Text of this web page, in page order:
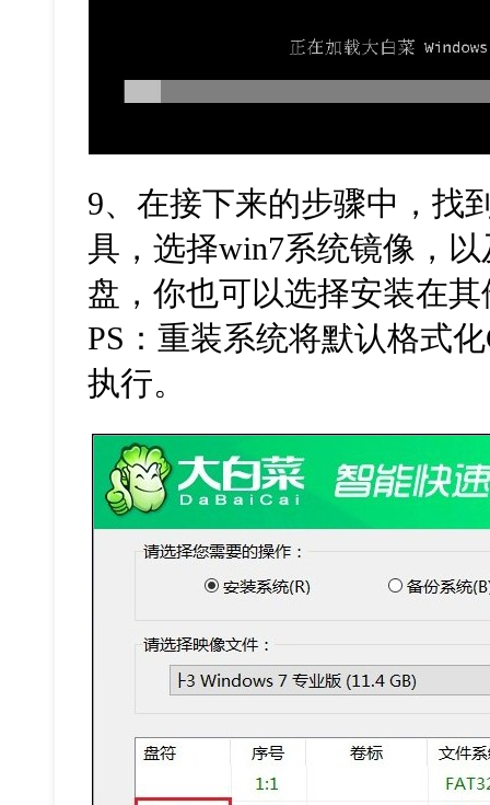
9、在接下来的步骤中，找
具，选择win7系统镜像，
盘，你也可以选择安装在
PS ：重装系统将默认格式化
执行。